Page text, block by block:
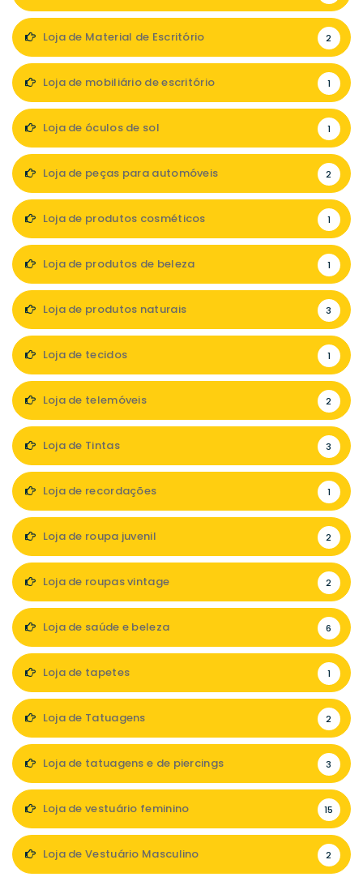
Loja de Material de Escritório 2
Loja de mobiliário de escritório 1
Loja de óculos de sol 1
Loja de peças para automóveis 2
Loja de produtos cosméticos 1
Loja de produtos de beleza 1
Loja de produtos naturais 3
Loja de tecidos 1
Loja de telemóveis 2
Loja de Tintas 3
Loja de recordações 1
Loja de roupa juvenil 2
Loja de roupas vintage 2
Loja de saúde e beleza 6
Loja de tapetes 1
Loja de Tatuagens 2
Loja de tatuagens e de piercings 3
Loja de vestuário feminino 15
Loja de Vestuário Masculino 2